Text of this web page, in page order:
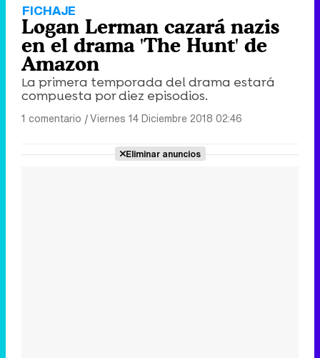
FICHAJE
Logan Lerman cazará nazis
en el drama 'The Hunt' de
Amazon
La primera temporada del drama estará
compuesta por diez episodios.
1 comentario |Viernes 14 Diciembre 2018 02:46
Eliminar anuncios